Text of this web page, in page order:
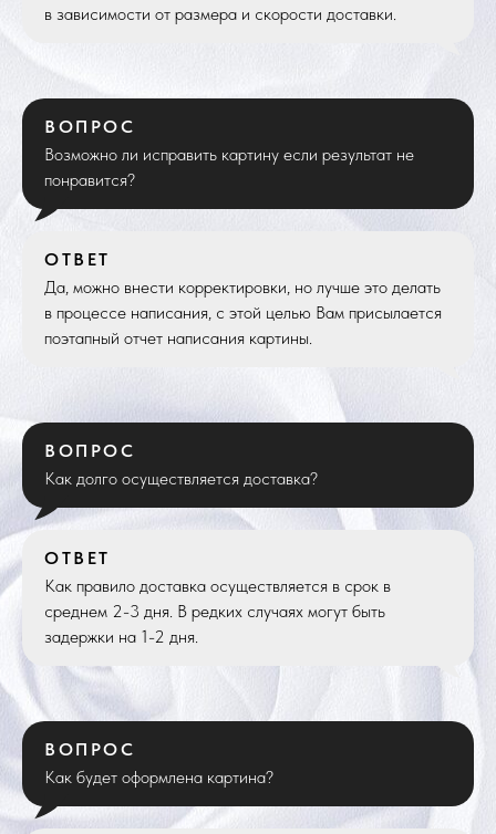
в зависимости от размера и скорости доставки.
ВОПРОС
Возможно ли исправить картину если результат не
понравится?
ОТВЕТ
Да, можно внести корректировки, но лучше это делать
в процессе написания, с этой целью Вам присылается
поэтапный отчет написания картины.
ВОПРОС
Как долго осуществляется доставка?
ОТВЕТ
Как правило доставка осуществляется в срок в
среднем 2-3 дня. В редких случаях могут быть
задержки на 1-2 дня.
ВОПРОС
Как будет оформлена картина?